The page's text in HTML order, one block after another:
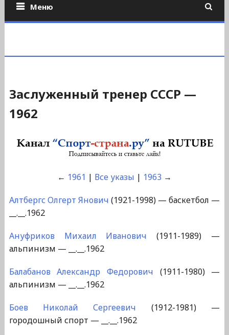
Меню
Заслуженный тренер СССР —
1962
← 1961 | Все указы | 1963 →
Алтбергс Олгерт Янович (1921-1998) — баскетбол —
__.__.1962
Ануфриков Михаил Иванович (1911-1989) —
альпинизм — __.__.1962
Балабанов Александр Федорович (1911-1980) —
альпинизм — __.__.1962
Боев Николай Сергеевич (1912-1981) —
городошный спорт — __.__.1962